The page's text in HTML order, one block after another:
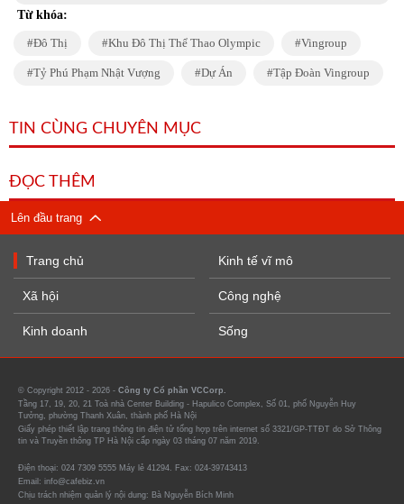
Từ khóa:
Đô Thị Khu Đô Thị Thể Thao Olympic Vingroup
Tỷ Phú Phạm Nhật Vượng Dự Án Tập Đoàn Vingroup
TIN CÙNG CHUYÊN MỤC
ĐỌC THÊM
Lên đầu trang
Trang chủ
Xã hội
Kinh doanh
Kinh tế vĩ mô
Công nghệ
Sống
© Copyright 2012 - 2026 - Công ty Cổ phần VCCorp.
Tầng 17, 19, 20, 21 Toà nhà Center Building - Hapulico Complex, Số 01, phố Nguyễn Huy
Tưởng, phường Thanh Xuân, thành phố Hà Nội
Giấy phép thiết lập trang thông tin điện tử tổng hợp trên internet số 3321/GP-TTĐT do Sở Thông
tin và Truyền thông TP Hà Nội cấp ngày 03 tháng 07 năm 2019.
Điện thoại: 024 7309 5555 Máy lẻ 41294. Fax: 024-39743413
Email: info@cafebiz.vn
Chịu trách nhiệm quản lý nội dung: Bà Nguyễn Bích Minh